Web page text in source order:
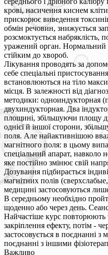
крові, насичення киснем
прискорює виведення
обмін речовин, знижується
розсмоктується набряклість,
уражений орган. Нормальний
стійким до хвороб.
Лікування проводять за
себе спеціальні
встановлюються на тіло
місця. В залежності від
методики: одноиндукторная
двухиндукторная. Два
площині, збільшуючи площу
однієї й іншої сторони,
поля. Але найактивнішою
магнітного поля: в цьому
спеціальний апарат, навколо
яке постійно змінює свій
Дозування підбирається
магнітних полів (сверхслабые,
медицині застосовуються
В середньому необхідно
щоденно або через день.
Найчастіше курс повторюють
закріплення ефекту, потім -
застосовується в поєднанні
поєднанні з іншими
Важливо